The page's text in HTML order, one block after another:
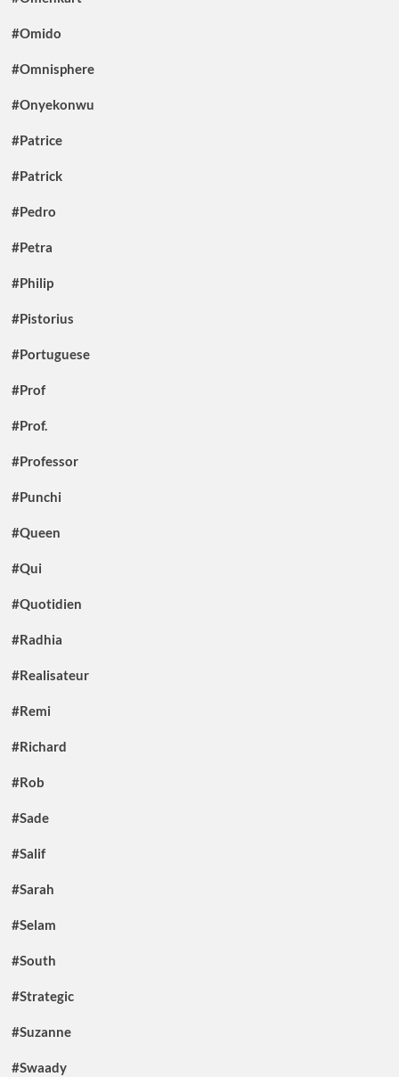
#Omido
#Omnisphere
#Onyekonwu
#Patrice
#Patrick
#Pedro
#Petra
#Philip
#Pistorius
#Portuguese
#Prof
#Prof.
#Professor
#Punchi
#Queen
#Qui
#Quotidien
#Radhia
#Realisateur
#Remi
#Richard
#Rob
#Sade
#Salif
#Sarah
#Selam
#South
#Strategic
#Suzanne
#Swaady